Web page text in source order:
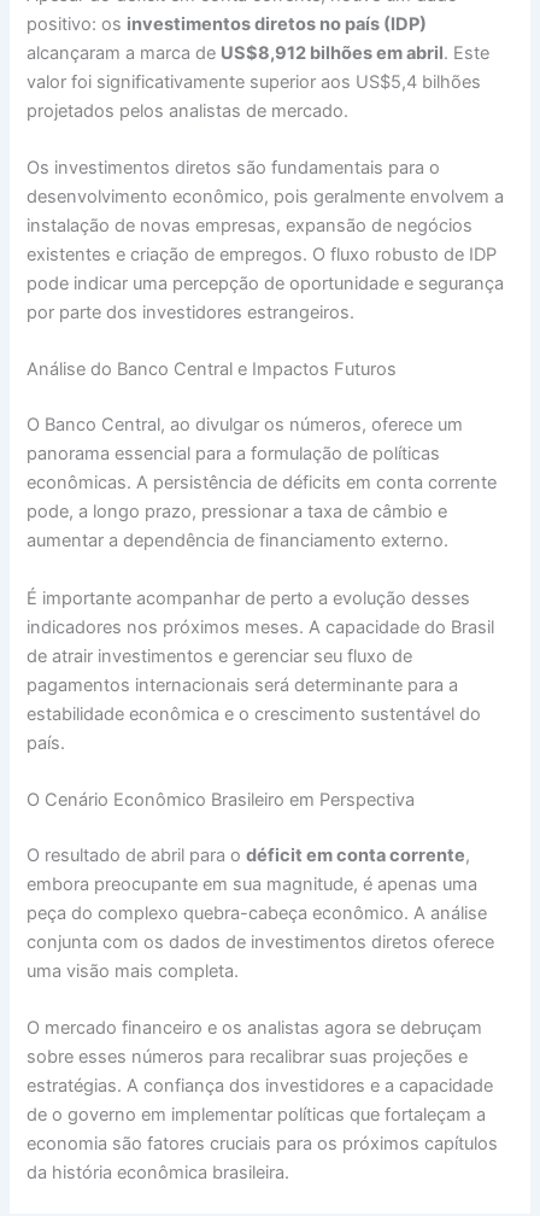
positivo: os investimentos diretos no país (IDP)
alcançaram a marca de US$8,912 bilhões em abril. Este
valor foi significativamente superior aos US$5,4 bilhões
projetados pelos analistas de mercado.
Os investimentos diretos são fundamentais para o
desenvolvimento econômico, pois geralmente envolvem a
instalação de novas empresas, expansão de negócios
existentes e criação de empregos. O fluxo robusto de IDP
pode indicar uma percepção de oportunidade e segurança
por parte dos investidores estrangeiros.
Análise do Banco Central e Impactos Futuros
O Banco Central, ao divulgar os números, oferece um
panorama essencial para a formulação de políticas
econômicas. A persistência de déficits em conta corrente
pode, a longo prazo, pressionar a taxa de câmbio e
aumentar a dependência de financiamento externo.
É importante acompanhar de perto a evolução desses
indicadores nos próximos meses. A capacidade do Brasil
de atrair investimentos e gerenciar seu fluxo de
pagamentos internacionais será determinante para a
estabilidade econômica e o crescimento sustentável do
país.
O Cenário Econômico Brasileiro em Perspectiva
O resultado de abril para odéficit em conta corrente,
embora preocupante em sua magnitude, é apenas uma
peça do complexo quebra-cabeça econômico. A análise
conjunta com os dados de investimentos diretos oferece
uma visão mais completa.
O mercado financeiro e os analistas agora se debruçam
sobre esses números para recalibrar suas projeções e
estratégias. A confiança dos investidores e a capacidade
de o governo em implementar políticas que fortaleçam a
economia são fatores cruciais para os próximos capítulos
da história econômica brasileira.